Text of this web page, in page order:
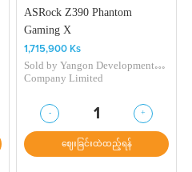
ASRock Z390 Phantom
Gaming X
1,715,900 Ks
Sold byYangon Development
Company Limited
- 1
+
ဈေးခြင်းထဲထည့်ရန်